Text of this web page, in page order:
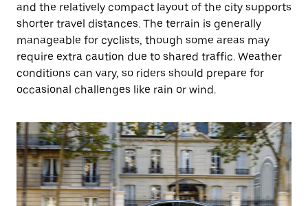
and the relatively compact layout of the city supports
shorter travel distances. The terrain is generally
manageable for cyclists, though some areas may
require extra caution due to shared traffic. Weather
conditions can vary, so riders should prepare for
occasional challenges like rain or wind.